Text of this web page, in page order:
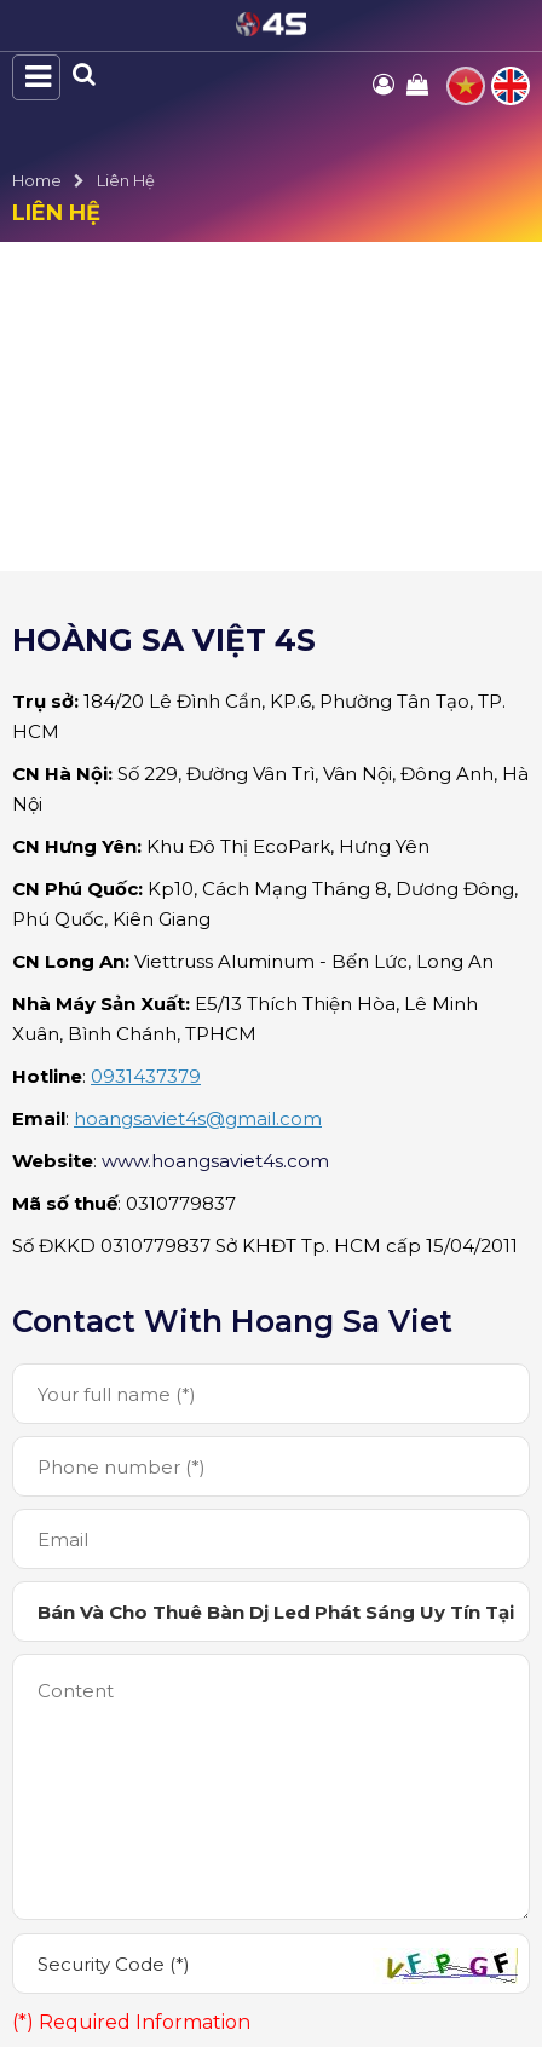
Home Liên Hệ
LIÊN HỆ
HOÀNG SA VIỆT 4S
Trụ sở: 184/20 Lê Đình Cẩn, KP.6, Phường Tân Tạo, TP.
HCM
CN Hà Nội: Số 229, Đường Vân Trì, Vân Nội, Đông Anh, Hà
Nội
CN Hưng Yên: Khu Đô Thị EcoPark, Hưng Yên
CN Phú Quốc: Kp10, Cách Mạng Tháng 8, Dương Đông,
Phú Quốc, Kiên Giang
CN Long An: Viettruss Aluminum - Bến Lức, Long An
Nhà Máy Sản Xuất: E5/13 Thích Thiện Hòa, Lê Minh
Xuân, Bình Chánh, TPHCM
Hotline: 0931437379
Email: hoangsaviet4s@gmail.com
Website: www.hoangsaviet4s.com
Mã số thuế: 0310779837
Số ĐKKD 0310779837 Sở KHĐT Tp. HCM cấp 15/04/2011
Contact With Hoang Sa Viet
(*) Required Information